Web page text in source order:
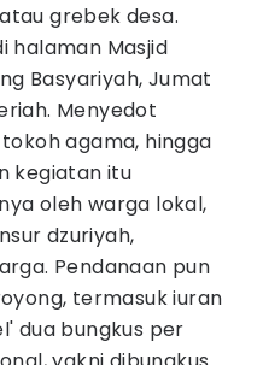
grebek desa.
halaman Masjid
Basyariyah, Jumat
Menyedot
agama, hingga
kegiatan itu
oleh warga lokal,
dzuriyah,
Pendanaan pun
termasuk iuran
dua bungkus per